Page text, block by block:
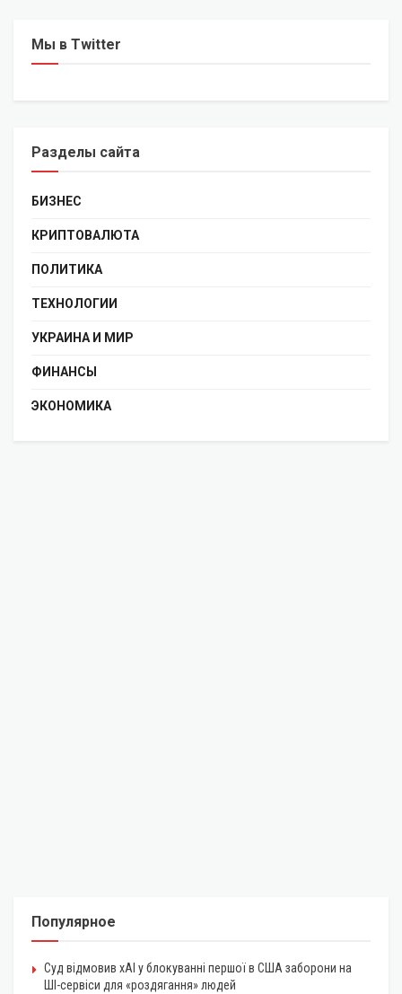
Мы в Twitter
Разделы сайта
БИЗНЕС
КРИПТОВАЛЮТА
ПОЛИТИКА
ТЕХНОЛОГИИ
УКРАИНА И МИР
ФИНАНСЫ
ЭКОНОМИКА
Популярное
Суд відмовив xAI у блокуванні першої в США заборони на
ШІ-сервіси для «роздягання» людей